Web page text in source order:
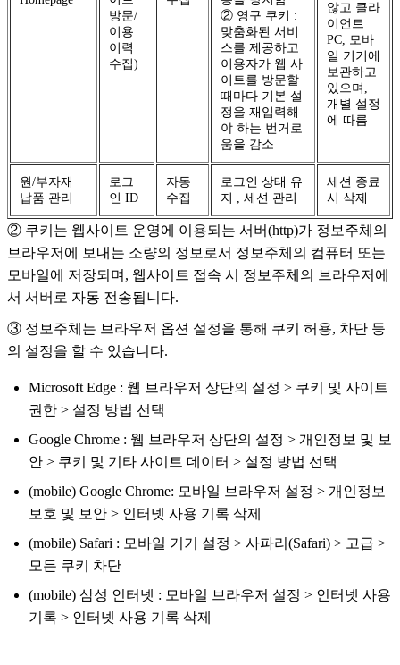
방문/
이용
이력
수집)
② 영구 쿠키 :
맞춤화된 서비
스를 제공하고
이용자가 웹 사
이트를 방문할
때마다 기본 설
정을 재입력해
야 하는 번거로
움을 감소
않고 클라
이언트
PC, 모바
일 기기에
보관하고
있으며,
개별 설정
에 따름
원/부자재
납품 관리
로그
인 ID
자동
수집
로그인 상태 유
지 , 세션 관리
세션 종료
시 삭제
② 쿠키는 웹사이트 운영에 이용되는 서버(http)가 정보주체의
브라우저에 보내는 소량의 정보로서 정보주체의 컴퓨터 또는
모바일에 저장되며, 웹사이트 접속 시 정보주체의 브라우저에
서 서버로 자동 전송됩니다.
③ 정보주체는 브라우저 옵션 설정을 통해 쿠키 허용, 차단 등
의 설정을 할 수 있습니다.
Microsoft Edge : 웹 브라우저 상단의 설정 > 쿠키 및 사이트
권한 > 설정 방법 선택
Google Chrome : 웹 브라우저 상단의 설정 > 개인정보 및 보
안 > 쿠키 및 기타 사이트 데이터 > 설정 방법 선택
(mobile) Google Chrome: 모바일 브라우저 설정 > 개인정보
보호 및 보안 > 인터넷 사용 기록 삭제
(mobile) Safari : 모바일 기기 설정 > 사파리(Safari) > 고급 >
모든 쿠키 차단
(mobile) 삼성 인터넷 : 모바일 브라우저 설정 > 인터넷 사용
기록 > 인터넷 사용 기록 삭제